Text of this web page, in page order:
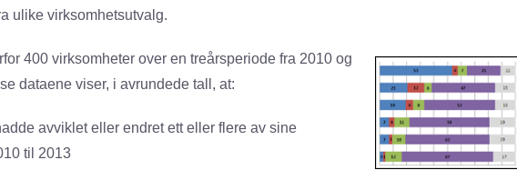
ulike virksomhetsutvalg.
400 virksomheter over en treårsperiode fra 2010 og
dataene viser, i avrundede tall, at:
avviklet eller endret ett eller flere av sine
til 2013